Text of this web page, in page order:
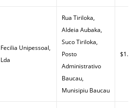
Fecilia Unipessoal,
Lda
Rua Tiriloka,
Aldeia Aubaka,
Suco Tiriloka,
Posto
Administrativo
Baucau,
Munisipiu Baucau
$1.60